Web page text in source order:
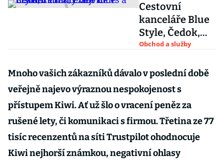
Cestovní
kanceláře Blue
Style, Čedok,
Exim Tours a
nejvíce v
historii
Obchod a služby
Mnoho vašich zákazníků dávalo v poslední době
veřejně najevo výraznou nespokojenost s
přístupem Kiwi. Ať už šlo o vracení peněz za
rušené lety, či komunikaci s firmou. Třetina ze 77
tisíc recenzentů na síti Trustpilot ohodnocuje
Kiwi nejhorší známkou, negativní ohlasy